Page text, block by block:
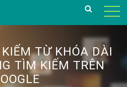
TỪ KHÓA DÀI
TÌM KIẾM TRÊN